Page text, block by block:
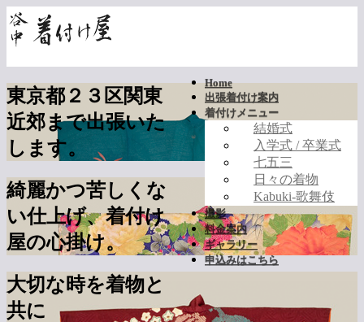
Home
出張着付け案内
着付けメニュー
結婚式
入学式 / 卒業式
七五三
日々の着物
Kabuki-歌舞伎
撮影
料金案内
ギャラリー
申込みはこちら
東京都２３区関東
近郊まで出張いた
します。
綺麗かつ苦しくな
い仕上げ、着付け
屋の心掛け。
大切な時を着物と
共に